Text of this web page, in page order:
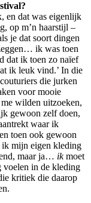
en dat was eigenlijk
op m’n haarstijl –
je dat soort dingen
ik was toen
dat ik toen zo naïef
ik leuk vind.’ In die
die jurken
voor mooie
wilden uitzoeken,
gewoon zelf doen,
waar ik
toen ook gewoon
ik mijn eigen kleding
maar ja… ikmoet
voelen in de kleding
kritiek die daarop